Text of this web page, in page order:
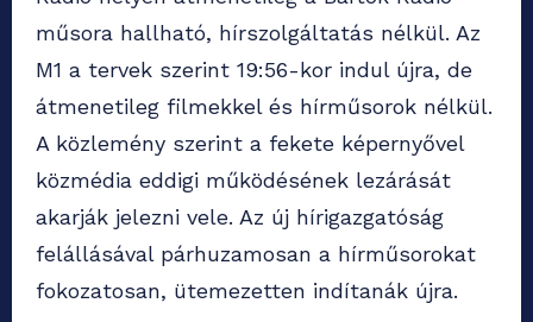
műsora hallható, hírszolgáltatás nélkül. Az
M1 a tervek szerint 19:56-kor indul újra, de
átmenetileg filmekkel és hírműsorok nélkül.
A közlemény szerint a fekete képernyővel
közmédia eddigi működésének lezárását
akarják jelezni vele. Az új hírigazgatóság
felállásával párhuzamosan a hírműsorokat
fokozatosan, ütemezetten indítanák újra.